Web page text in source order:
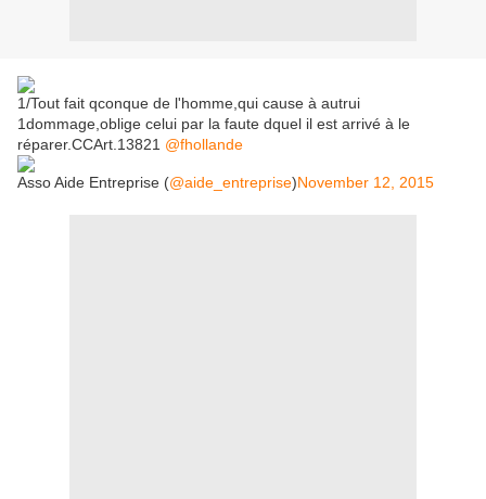
1/Tout fait qconque de l'homme,qui cause à autrui
1dommage,oblige celui par la faute dquel il est arrivé à le
réparer.CCArt.13821 @fhollande
Asso Aide Entreprise (@aide_entreprise)November 12, 2015